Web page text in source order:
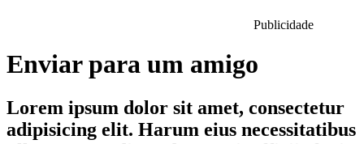
Publicidade
Enviar para um amigo
Lorem ipsum dolor sit amet, consectetur
adipisicing elit. Harum eius necessitatibus